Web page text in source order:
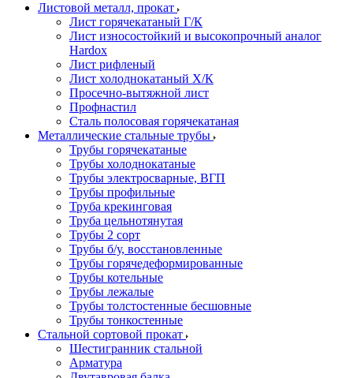
Листовой металл, прокат
Лист горячекатаный Г/К
Лист износостойкий и высокопрочный аналог
Hardox
Лист рифленый
Лист холоднокатаный Х/К
Просечно-вытяжной лист
Профнастил
Сталь полосовая горячекатаная
Металлические стальные трубы
Трубы горячекатаные
Трубы холоднокатаные
Трубы электросварные, ВГП
Трубы профильные
Труба крекинговая
Труба цельнотянутая
Трубы 2 сорт
Трубы б/у, восстановленные
Трубы горячедеформированные
Трубы котельные
Трубы лежалые
Трубы толстостенные бесшовные
Трубы тонкостенные
Стальной сортовой прокат
Шестигранник стальной
Арматура